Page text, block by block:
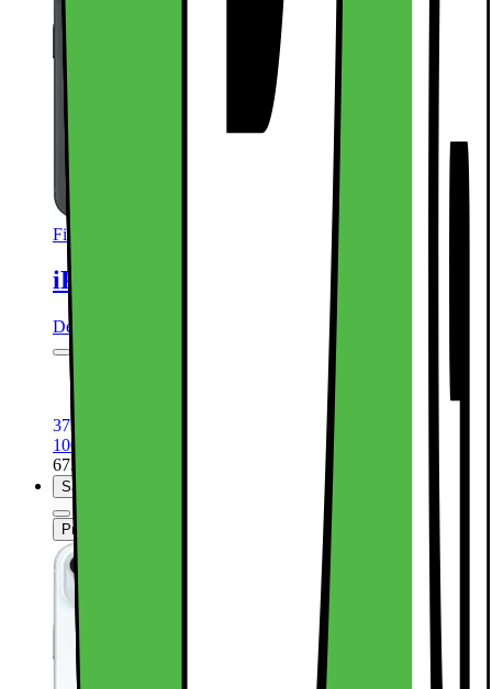
Findes i flere varianter
iPhone 15 128GB Black
Dette produkt er blevet bedømt til 4.7 ud af 5 stjerner.
48MP primært + 12MP ultrawide-kamera
Powerful A16 Bionic CPU med 5G
3759.-
100+ på lager online
| På lager i 49 varehus(e).
673005
Sammenlign
Produktdatablad